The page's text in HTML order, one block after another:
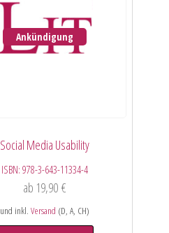
Ankündigung
Social Media Usability
ISBN:978-3-643-11334-4
ab 19,90€
und inkl.Versand (D, A, CH)